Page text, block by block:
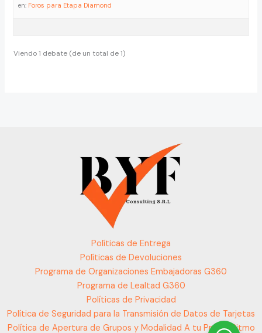
en: Foros para Etapa Diamond
Viendo 1 debate (de un total de 1)
Políticas de Entrega
Políticas de Devoluciones
Programa de Organizaciones Embajadoras G360
Programa de Lealtad G360
Políticas de Privacidad
Política de Seguridad para la Transmisión de Datos de Tarjetas
Política de Apertura de Grupos y Modalidad A tu Propio Ritmo